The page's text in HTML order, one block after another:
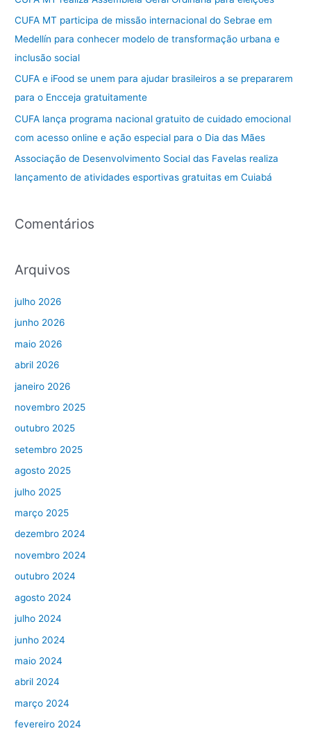
p
o
r
:
CUFA MT participa de missão internacional do Sebrae em
Medellín para conhecer modelo de transformação urbana e
inclusão social
CUFA e iFood se unem para ajudar brasileiros a se prepararem
para o Encceja gratuitamente
CUFA lança programa nacional gratuito de cuidado emocional
com acesso online e ação especial para o Dia das Mães
Associação de Desenvolvimento Social das Favelas realiza
lançamento de atividades esportivas gratuitas em Cuiabá
Comentários
Arquivos
julho 2026
junho 2026
maio 2026
abril 2026
janeiro 2026
novembro 2025
outubro 2025
setembro 2025
agosto 2025
julho 2025
março 2025
dezembro 2024
novembro 2024
outubro 2024
agosto 2024
julho 2024
junho 2024
maio 2024
abril 2024
março 2024
fevereiro 2024